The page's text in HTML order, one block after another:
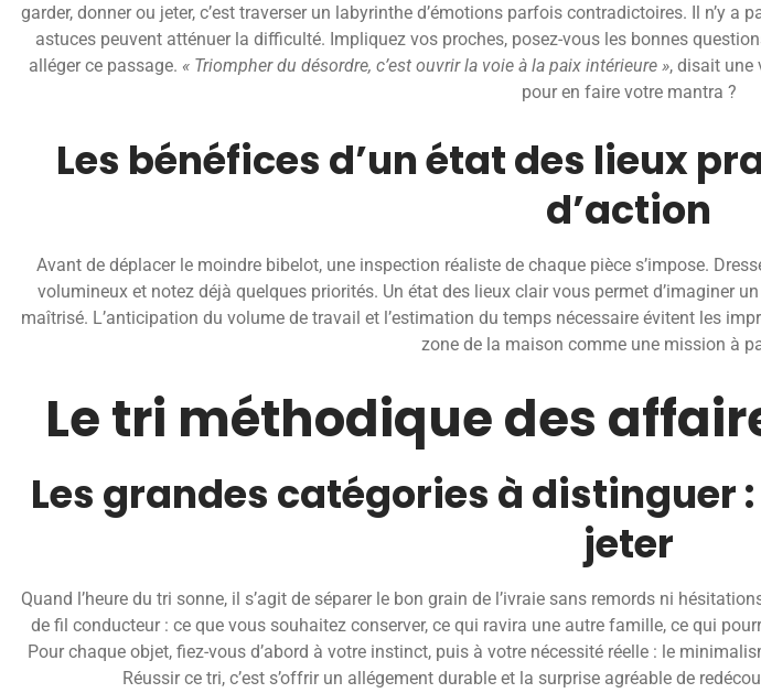
garder, donner ou jeter, c’est traverser un labyrinthe d’émotions parfois contradictoires. Il n’y
astuces peuvent atténuer la difficulté. Impliquez vos proches, posez-vous les bonnes
alléger ce passage. « Triompher du désordre, c’est ouvrir la voie à la paix intérieure », disait une
pour en faire votre mantra ?
Les bénéfices d’un état des lieux
d’action
Avant de déplacer le moindre bibelot, une inspection réaliste de chaque pièce s’impose.
volumineux et notez déjà quelques priorités. Un état des lieux clair vous permet d’imaginer
maîtrisé. L’anticipation du volume de travail et l’estimation du temps nécessaire évitent les
zone de la maison comme une mission à
Le tri méthodique des
Les grandes catégories à distinguer
jeter
Quand l’heure du tri sonne, il s’agit de séparer le bon grain de l’ivraie sans remords ni
de fil conducteur : ce que vous souhaitez conserver, ce qui ravira une autre famille, ce qui
Pour chaque objet, fiez-vous d’abord à votre instinct, puis à votre nécessité réelle : le
Réussir ce tri, c’est s’offrir un allégement durable et la surprise agréable de